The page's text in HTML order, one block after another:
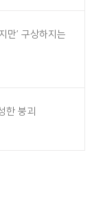
만’ 구상하지는
한 붕괴